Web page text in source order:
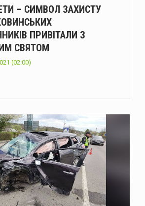
– СИМВОЛ ЗАХИСТУ
ПРИВІТАЛИ З
СВЯТОМ
(02:00)